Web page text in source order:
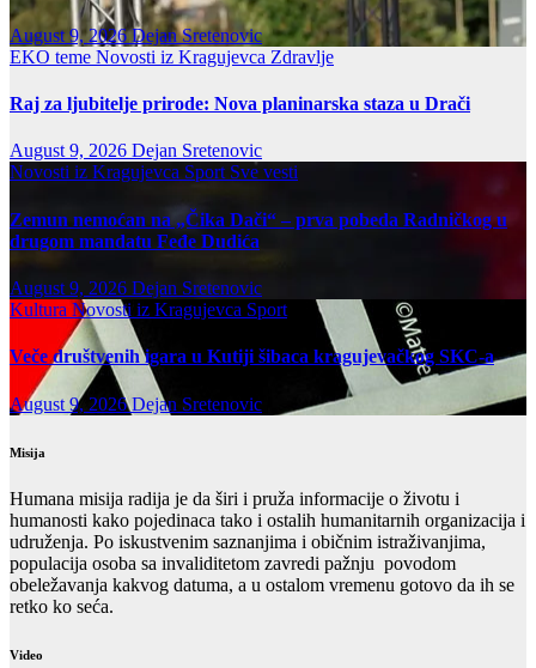
August 9, 2026Dejan Sretenovic
EKO teme Novosti iz Kragujevca Zdravlje
Raj za ljubitelje prirode: Nova planinarska staza u Drači
August 9, 2026 Dejan Sretenovic
Novosti iz Kragujevca Sport Sve vesti
Zemun nemoćan na „Čika Dači“ – prva pobeda Radničkog u
drugom mandatu Feđe Dudića
August 9, 2026 Dejan Sretenovic
KulturaNovosti iz Kragujevca Sport
Veče društvenih igara u Kutiji šibaca kragujevačkog SKC-a
August 9, 2026Dejan Sretenovic
Misija
Humana misija radija je da širi i pruža informacije o životu i
humanosti kako pojedinaca tako i ostalih humanitarnih organizacija i
udruženja. Po iskustvenim saznanjima i običnim istraživanjima,
populacija osoba sa invaliditetom zavredi pažnju povodom
obeležavanja kakvog datuma, a u ostalom vremenu gotovo da ih se
retko ko seća.
Video